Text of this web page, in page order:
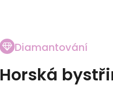
Diamantování
Horská